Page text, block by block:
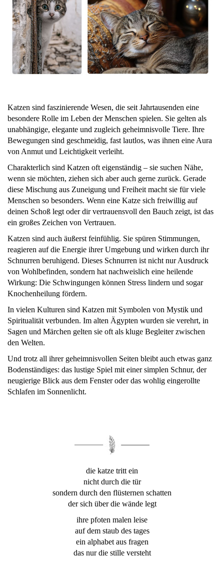
Katzen sind faszinierende Wesen, die seit Jahrtausenden eine
besondere Rolle im Leben der Menschen spielen. Sie gelten als
unabhängige, elegante und zugleich geheimnisvolle Tiere. Ihre
Bewegungen sind geschmeidig, fast lautlos, was ihnen eine Aura
von Anmut und Leichtigkeit verleiht.
Charakterlich sind Katzen oft eigenständig – sie suchen Nähe,
wenn sie möchten, ziehen sich aber auch gerne zurück. Gerade
diese Mischung aus Zuneigung und Freiheit macht sie für viele
Menschen so besonders. Wenn eine Katze sich freiwillig auf
deinen Schoß legt oder dir vertrauensvoll den Bauch zeigt, ist das
ein großes Zeichen von Vertrauen.
Katzen sind auch äußerst feinfühlig. Sie spüren Stimmungen,
reagieren auf die Energie ihrer Umgebung und wirken durch ihr
Schnurren beruhigend. Dieses Schnurren ist nicht nur Ausdruck
von Wohlbefinden, sondern hat nachweislich eine heilende
Wirkung: Die Schwingungen können Stress lindern und sogar
Knochenheilung fördern.
In vielen Kulturen sind Katzen mit Symbolen von Mystik und
Spiritualität verbunden. Im alten Ägypten wurden sie verehrt, in
Sagen und Märchen gelten sie oft als kluge Begleiter zwischen
den Welten.
Und trotz all ihrer geheimnisvollen Seiten bleibt auch etwas ganz
Bodenständiges: das lustige Spiel mit einer simplen Schnur, der
neugierige Blick aus dem Fenster oder das wohlig eingerollte
Schlafen im Sonnenlicht.
die katze tritt ein
nicht durch die tür
sondern durch den flüsternen schatten
der sich über die wände legt
ihre pfoten malen leise
auf dem staub des tages
ein alphabet aus fragen
das nur die stille versteht